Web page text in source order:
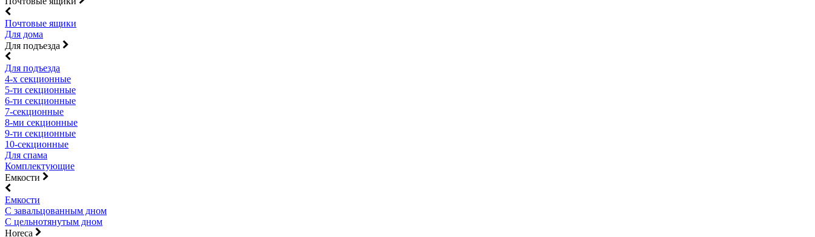
Почтовые ящики
Для дома
Для подъезда
Для подъезда
4-х секционные
5-ти секционные
6-ти секционные
7-секционные
8-ми секционные
9-ти секционные
10-секционные
Для спама
Комплектующие
Емкости
Емкости
С завальцованным дном
С цельнотянутым дном
Horeca